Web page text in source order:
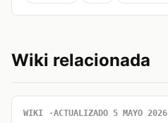
Wiki relacionada
WIKI ACTUALIZADO 5 MAYO 2026